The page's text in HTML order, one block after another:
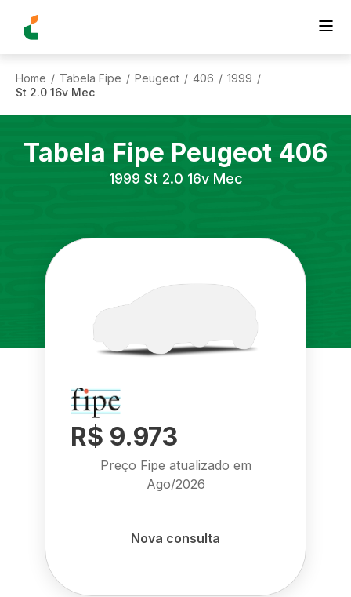
Home / Tabela Fipe / Peugeot / 406 / 1999 /
St 2.0 16v Mec
Tabela Fipe Peugeot 406
1999 St 2.0 16v Mec
R$ 9.973
Preço Fipe atualizado em
Ago/2026
Nova consulta